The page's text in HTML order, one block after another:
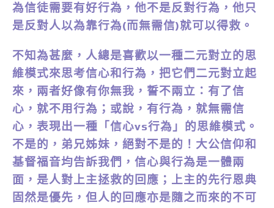
為信徒需要有好行為，他不是反對行為，他只
是反對人以為靠行為(而無需信)就可以得救。
不知為甚麼，人總是喜歡以一種二元對立的思
維模式來思考信心和行為，把它們二元對立起
來，兩者好像有你無我，誓不兩立：有了信
心，就不用行為；或說，有行為，就無需信
心，表現出一種「信心vs行為」的思維模式。
不是的，弟兄姊妹，絕對不是的！大公信仰和
基督福音均告訴我們，信心與行為是一體兩
面，是人對上主拯救的回應；上主的先行恩典
固然是優先，但人的回應亦是隨之而來的不可